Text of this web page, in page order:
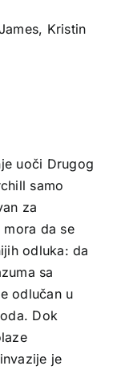
Kristin
uoči Drugog
samo
za
da se
odluka: da
sa
odlučan u
Dok
je